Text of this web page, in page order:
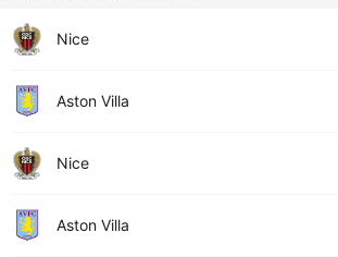
Nice
Aston Villa
Nice
Aston Villa